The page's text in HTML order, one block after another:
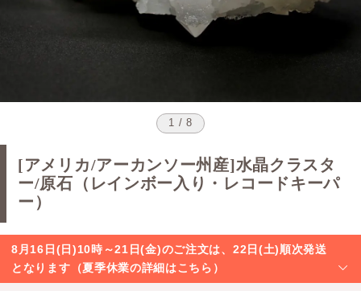
1 / 8
[アメリカ/アーカンソー州産]水晶クラスタ
ー/原石（レインボー入り・レコードキーパ
ー）
8月16日(日)10時～21日(金)のご注文は、22日(土)順次発送
となります（夏季休業の詳細はこちら）